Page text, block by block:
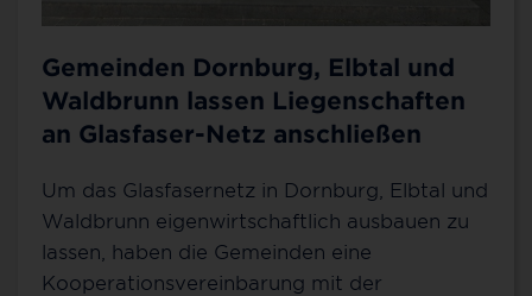
Gemeinden Dornburg, Elbtal und
Waldbrunn lassen Liegenschaften
an Glasfaser-Netz anschließen
Um das Glasfasernetz in Dornburg, Elbtal und
Waldbrunn eigenwirtschaftlich ausbauen zu
lassen, haben die Gemeinden eine
Kooperationsvereinbarung mit der